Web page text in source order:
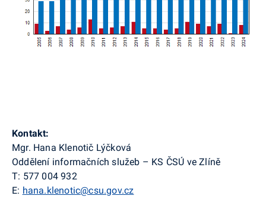
Kontakt:
Mgr. Hana Klenotič Lýčková
Oddělení informačních služeb – KS ČSÚ ve Zlíně
T: 577 004 932
E: hana.klenotic@csu.gov.cz